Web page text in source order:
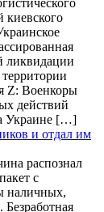
киевского
ликвидации
Z: Военкоры
действий
Украине […]
и отдал им
распознал
с
наличных,